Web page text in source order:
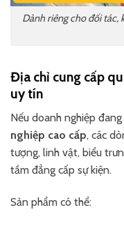
Dành riêng cho đối tác,
Địa chỉ cung cấp
uy tín
Nếu doanh nghiệp
nghiệp cao cấp, các
tượng, linh vật, biểu
tầm đẳng cấp sự kiện.
Sản phẩm có thể: